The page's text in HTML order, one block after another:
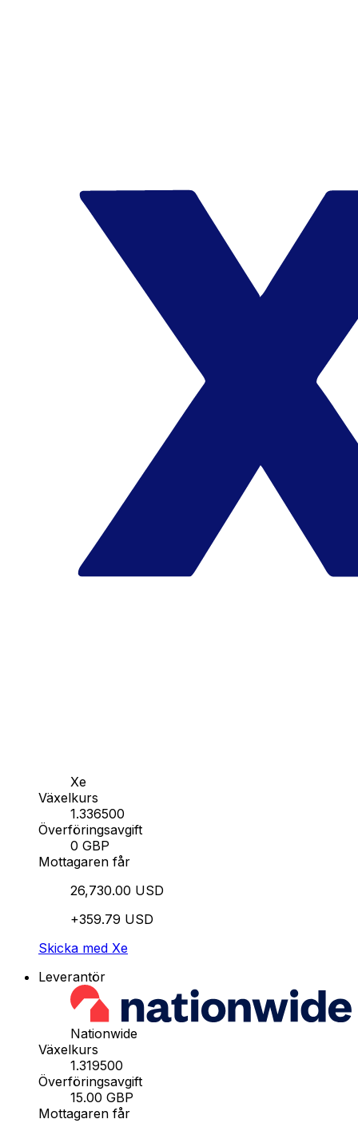
Xe
Växelkurs
1.336500
Överföringsavgift
0 GBP
Mottagaren får
26,730.00 USD
+359.79 USD
Skicka med Xe
Leverantör
Nationwide
Växelkurs
1.319500
Överföringsavgift
15.00 GBP
Mottagaren får